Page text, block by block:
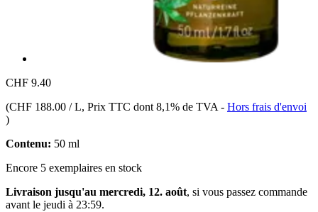
CHF 9.40
(CHF 188.00 / L, Prix TTC dont 8,1% de TVA - Hors frais d'envoi
)
Contenu: 50 ml
Encore 5 exemplaires en stock
Livraison jusqu'au mercredi, 12. août, si vous passez commande
avant le jeudi à 23:59.